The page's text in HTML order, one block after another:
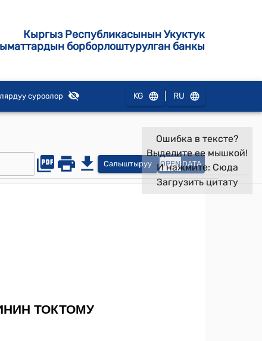
Кыргыз Республикасынын Укуктук
борборлоштурулган банкы
суроолор KG RU
Салыштыруу OPEN DATA
Ошибка в тексте?
Выделите ее мышкой!
И нажмите: Сюда
Загрузить цитату